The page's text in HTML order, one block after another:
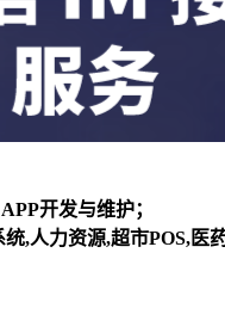
开发与维护；
,人力资源,超市POS,医